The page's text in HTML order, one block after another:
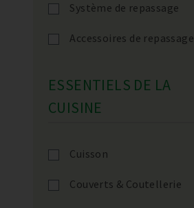
Système de repassage
Accessoires de repassage
ESSENTIELS DE LA
CUISINE
Cuisson
Couverts & Coutellerie